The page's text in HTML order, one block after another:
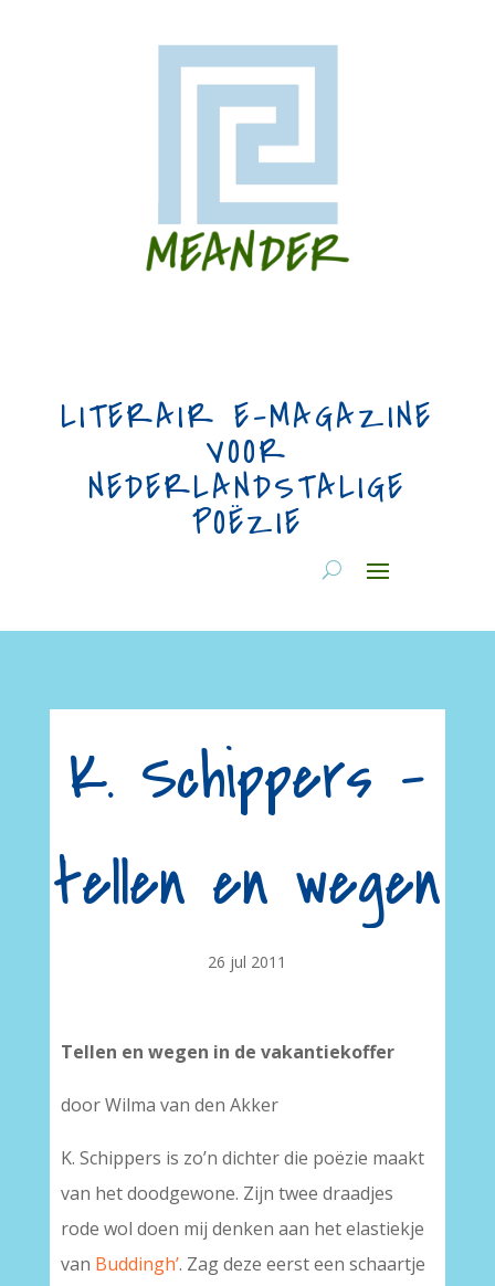
LITERAIR E-MAGAZINE
VOOR
NEDERLANDSTALIGE
POËZIE
K. Schippers –
tellen en wegen
26 jul 2011
Tellen en wegen in de vakantiekoffer
door Wilma van den Akker
K. Schippers is zo’n dichter die poëzie maakt
van het doodgewone. Zijn twee draadjes
rode wol doen mij denken aan het elastiekje
van Buddingh’. Zag deze eerst een schaartje